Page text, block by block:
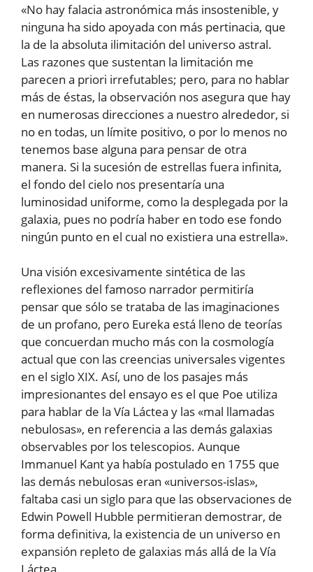
«No hay falacia astronómica más insostenible, y
ninguna ha sido apoyada con más pertinacia, que
la de la absoluta ilimitación del universo astral.
Las razones que sustentan la limitación me
parecen a priori irrefutables; pero, para no hablar
más de éstas, la observación nos asegura que hay
en numerosas direcciones a nuestro alrededor, si
no en todas, un límite positivo, o por lo menos no
tenemos base alguna para pensar de otra
manera. Si la sucesión de estrellas fuera infinita,
el fondo del cielo nos presentaría una
luminosidad uniforme, como la desplegada por la
galaxia, pues no podría haber en todo ese fondo
ningún punto en el cual no existiera una estrella».
Una visión excesivamente sintética de las
reflexiones del famoso narrador permitiría
pensar que sólo se trataba de las imaginaciones
de un profano, pero Eureka está lleno de teorías
que concuerdan mucho más con la cosmología
actual que con las creencias universales vigentes
en el siglo XIX. Así, uno de los pasajes más
impresionantes del ensayo es el que Poe utiliza
para hablar de la Vía Láctea y las «mal llamadas
nebulosas», en referencia a las demás galaxias
observables por los telescopios. Aunque
Immanuel Kant ya había postulado en 1755 que
las demás nebulosas eran «universos-islas»,
faltaba casi un siglo para que las observaciones de
Edwin Powell Hubble permitieran demostrar, de
forma definitiva, la existencia de un universo en
expansión repleto de galaxias más allá de la Vía